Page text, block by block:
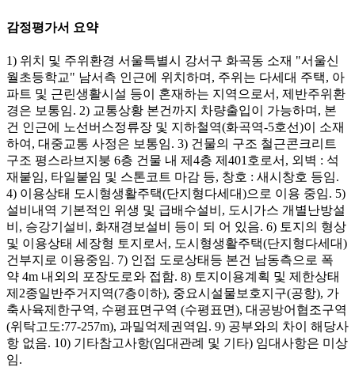
감정평가서 요약
1) 위치 및 주위환경 서울특별시 강서구 화곡동 소재 "서울신
월초등학교" 남서측 인근에 위치하며, 주위는 다세대 주택, 아
파트 및 근린생활시설 등이 혼재하는 지역으로서, 제반주위환
경은 보통임. 2) 교통상황 본건까지 차량출입이 가능하며, 본
건 인근에 노선버스정류장 및 지하철역(화곡역-5호선)이 소재
하여, 대중교통 사정은 보통임. 3) 건물의 구조 철근콘크리트
구조 평스라브지붕 6층 건물 내 제4층 제401호로서, 외벽 : 석
재붙임, 타일붙임 및 스톤코트 마감 등, 창호 : 새시창호 등임.
4) 이용상태 도시형생활주택(단지형다세대)으로 이용 중임. 5)
설비내역 기본적인 위생 및 급배수설비, 도시가스 개별난방설
비, 승강기설비, 화재경보설비 등이 되 어 있음. 6) 토지의 형상
및 이용상태 세장형 토지로서, 도시형생활주택(단지형다세대)
건부지로 이용중임. 7) 인접 도로상태등 본건 남동측으로 폭
약 4m 내외의 포장도로와 접함. 8) 토지이용계획 및 제한상태
제2종일반주거지역(7층이하), 중요시설물보호지구(공항), 가
축사육제한구역, 수평표면구역 (수평표면), 대공방어협조구역
(위탁고도:77-257m), 과밀억제권역임. 9) 공부와의 차이 해당사
항 없음. 10) 기타참고사항(임대관례 및 기타) 임대사항은 미상
임.